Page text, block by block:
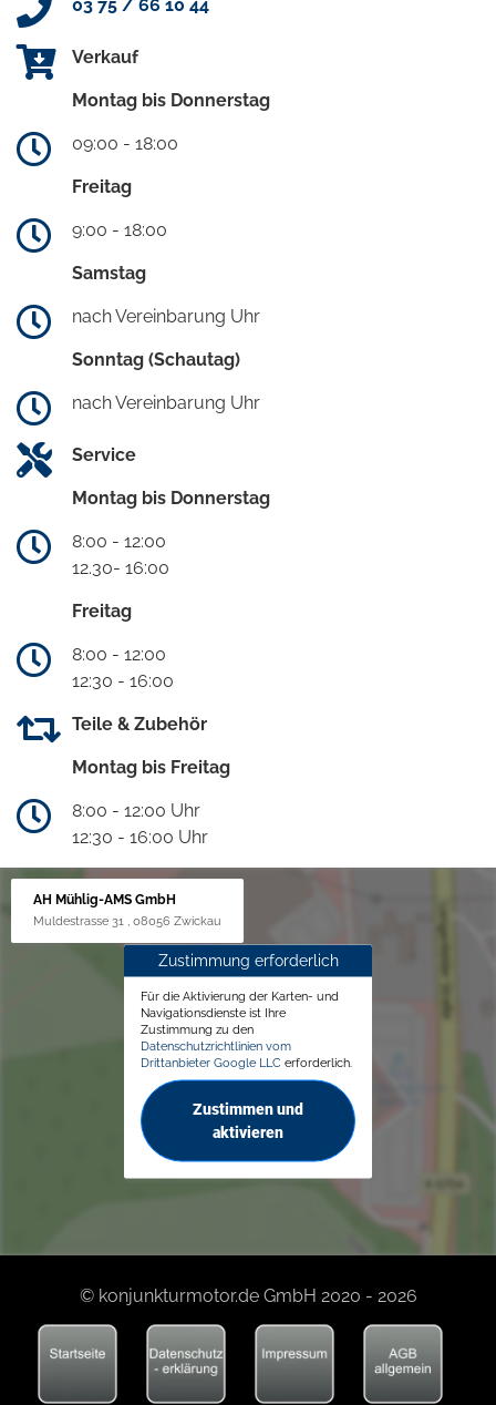
03 75 / 66 10 44
Verkauf
Montag bis Donnerstag
09:00 - 18:00
Freitag
9:00 - 18:00
Samstag
nach Vereinbarung Uhr
Sonntag (Schautag)
nach Vereinbarung Uhr
Service
Montag bis Donnerstag
8:00 - 12:00
12.30- 16:00
Freitag
8:00 - 12:00
12:30 - 16:00
Teile & Zubehör
Montag bis Freitag
8:00 - 12:00 Uhr
12:30 - 16:00 Uhr
AH Mühlig-AMS GmbH
Muldestrasse 31 , 08056 Zwickau
Zustimmung erforderlich
Für die Aktivierung der Karten- und
Navigationsdienste ist Ihre
Zustimmung zu den
Datenschutzrichtlinien vom
Drittanbieter Google LLC erforderlich.
Zustimmen und
aktivieren
© konjunkturmotor.de GmbH 2020 - 2026